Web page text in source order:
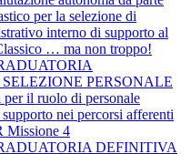
per la selezione di
interno di supporto al
… ma non troppo!
PERSONALE
il ruolo di personale
nei percorsi afferenti
Missione 4
DEFINITIVA